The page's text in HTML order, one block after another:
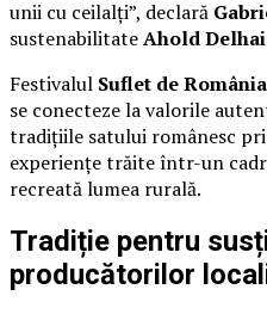
unii cu ceilalți”, declară
sustenabilitateAhold
Festivalul Suflet de România
se conecteze la valorile
tradițiile satului românesc
experiențe trăite într-un
recreată lumea rurală.
Tradiție pentru
producătorilor